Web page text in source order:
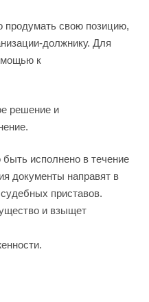
продумать свою позицию,
должнику. Для
к
решение и
исполнено в течение
документы направят в
приставов.
и взыщет